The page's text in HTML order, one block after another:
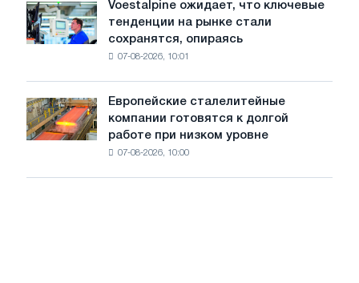
холоднокатаной
стали
из
стран
Voestalpine
ожидает,
что
рынке
стали
сохранятся,
на
Voestalpine ожидает, что ключевые
тенденции на рынке стали
сохранятся, опираясь
07-08-2026, 10:01
Европейские
сталелитейные
компании
Европейские сталелитейные
компании готовятся к долгой
работе при низком уровне
07-08-2026, 10:00